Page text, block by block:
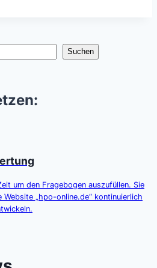
Suchen
um den Fragebogen auszufüllen. Sie
„hpo-online.de“ kontinuierlich